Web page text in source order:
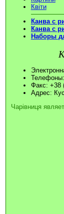
Квіти
Канва с
Канва с
Наборы
Телефоны:
Факс: +38
Адрес:
Чарівниця